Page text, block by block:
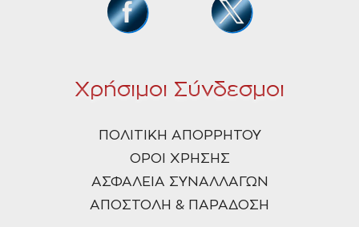
Χρήσιμοι Σύνδεσμοι
ΠΟΛΙΤΙΚΗ ΑΠΟΡΡΗΤΟΥ
ΟΡΟΙ ΧΡΗΣΗΣ
ΑΣΦΑΛΕΙΑ ΣΥΝΑΛΛΑΓΩΝ
ΑΠΟΣΤΟΛΗ & ΠΑΡΑΔΟΣΗ